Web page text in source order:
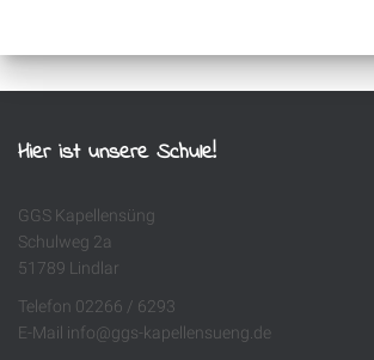
Hier ist unsere Schule!
GGS Kapellensüng
Schulweg 2a
51789 Lindlar
Telefon 02266 / 6293
E-Mail info@ggs-kapellensueng.de